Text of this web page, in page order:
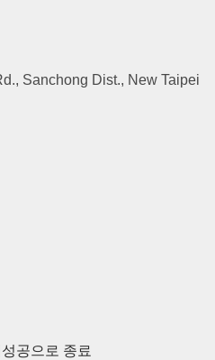
Sanchong Dist., New Taipei
공으로 종료